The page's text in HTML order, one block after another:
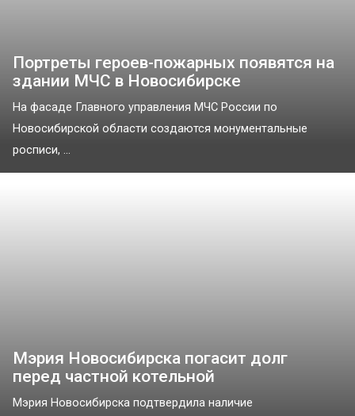
Портреты героев-пожарных появятся на
здании МЧС в Новосибирске
На фасаде Главного управления МЧС России по
Новосибирской области создаются монументальные
росписи, ...
Мэрия Новосибирска погасит долг
перед частной котельной
Мэрия Новосибирска подтвердила наличие